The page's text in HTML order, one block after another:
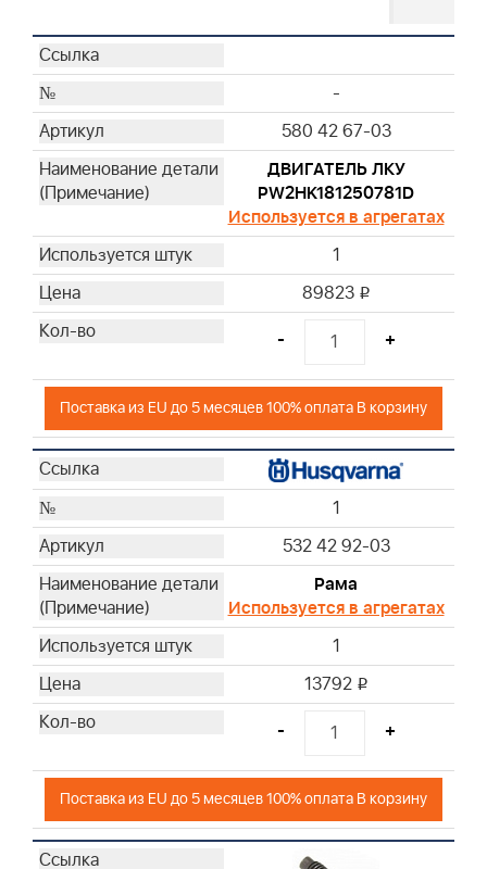
-
580 42 67-03
ДВИГАТЕЛЬ ЛКУ
PW2HK181250781D
Используется в агрегатах
1
89823 i
- +
Поставка из EU до 5 месяцев 100% оплата В корзину
1
532 42 92-03
Рама
Используется в агрегатах
1
13792 i
- +
Поставка из EU до 5 месяцев 100% оплата В корзину